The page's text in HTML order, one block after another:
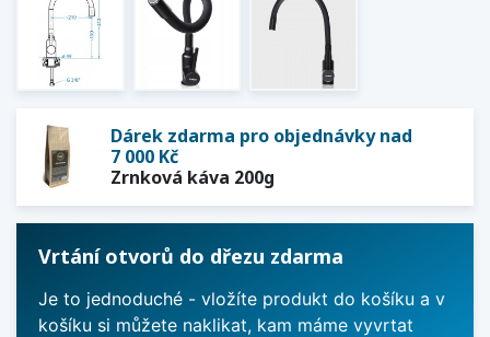
Dárek zdarma pro objednávky nad
7 000 Kč
Zrnková káva 200g
Vrtání otvorů do dřezu zdarma
Je to jednoduché - vložíte produkt do košíku a v
košíku si můžete naklikat, kam máme vyvrtat